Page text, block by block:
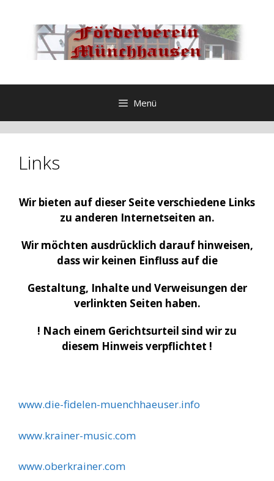
springen
Menü
Links
Wir bieten auf dieser Seite verschiedene Links
zu anderen Internetseiten an.
Wir möchten ausdrücklich darauf hinweisen,
dass wir keinen Einfluss auf die
Gestaltung, Inhalte und Verweisungen der
verlinkten Seiten haben.
! Nach einem Gerichtsurteil sind wir zu
diesem Hinweis verpflichtet !
www.die-fidelen-muenchhaeuser.info
www.krainer-music.com
www.oberkrainer.com